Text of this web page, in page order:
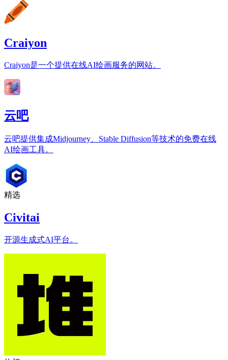
Craiyon
Craiyon是一个提供在线AI绘画服务的网站。
云吧
云吧提供集成Midjourney、Stable Diffusion等技术的免费在线
AI绘画工具。
精选
Civitai
开源生成式AI平台。